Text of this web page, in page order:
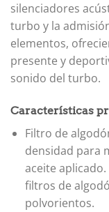
silenciadores
turbo y la
elementos,
presente y
sonido del turbo.
Características
Filtro de
densidad para
aceite
filtros de
polvorientos.